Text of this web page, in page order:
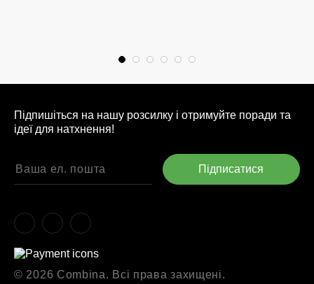
Підпишіться на нашу розсилку і отримуйте поради та
ідеї для натхнення!
© 2026 Combina. Всі права захищені.